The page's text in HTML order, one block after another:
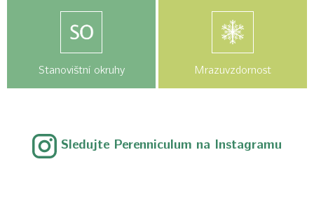
Stanovištní okruhy Mrazuvzdornost
Sledujte Perenniculum na Instagramu